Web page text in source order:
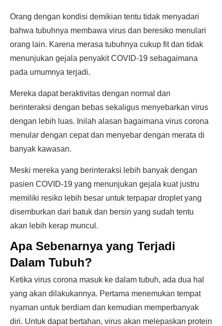
Orang dengan kondisi demikian tentu tidak menyadari
bahwa tubuhnya membawa virus dan beresiko menulari
orang lain. Karena merasa tubuhnya cukup fit dan tidak
menunjukan gejala penyakit COVID-19 sebagaimana
pada umumnya terjadi.
Mereka dapat beraktivitas dengan normal dan
berinteraksi dengan bebas sekaligus menyebarkan virus
dengan lebih luas. Inilah alasan bagaimana virus corona
menular dengan cepat dan menyebar dengan merata di
banyak kawasan.
Meski mereka yang berinteraksi lebih banyak dengan
pasien COVID-19 yang menunjukan gejala kuat justru
memiliki resiko lebih besar untuk terpapar droplet yang
disemburkan dari batuk dan bersin yang sudah tentu
akan lebih kerap muncul.
Apa Sebenarnya yang Terjadi
Dalam Tubuh?
Ketika virus corona masuk ke dalam tubuh, ada dua hal
yang akan dilakukannya. Pertama menemukan tempat
nyaman untuk berdiam dan kemudian memperbanyak
diri. Untuk dapat bertahan, virus akan melepaskan protein